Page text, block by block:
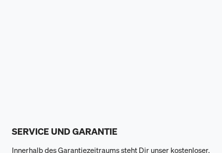
SERVICE UND GARANTIE
Innerhalb des Garantiezeitraums steht Dir unser kostenloser,